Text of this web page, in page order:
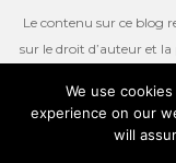
Le contenu sur ce blog
sur le droit d’auteur et
autres ressources
Thème par
We use
experience on our
will